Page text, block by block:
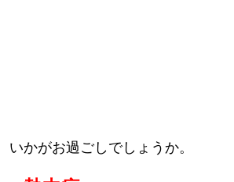
かがお過ごしでしょうか。